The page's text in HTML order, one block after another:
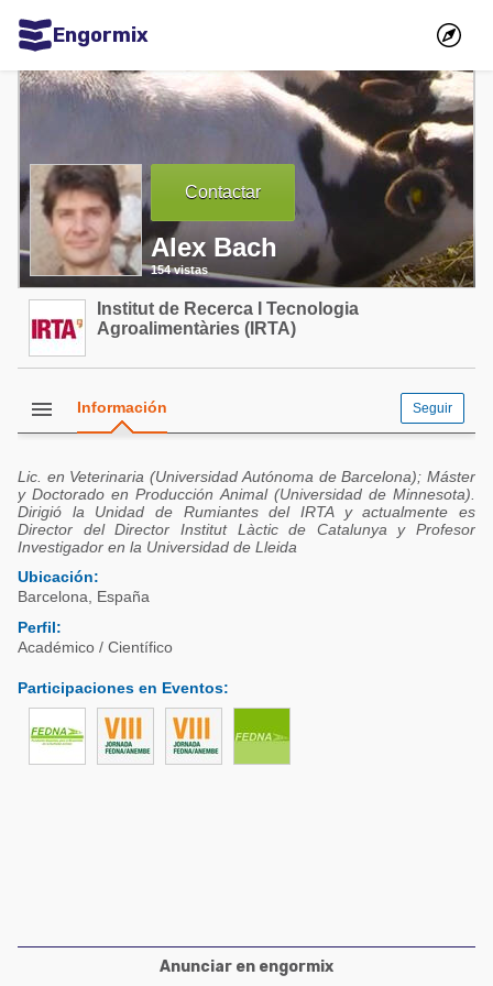
Engormix
Comunidades en español
Balanceados - Piensos
Avicultura
Ganadería
Lechería
Micotoxinas
Porcicultura
Mascotas
Acuacultura
Micotoxinas
Avicultura
Porcicultura
Balanceados - Piensos
Comunidades en portugués
Micotoxinas
Avicultura
Porcicultura
Ganadería
Lechería
Contactar
Alex Bach
154 vistas
Institut de Recerca I Tecnologia
Agroalimentàries (IRTA)
menu Información Seguir
Lic. en Veterinaria (Universidad Autónoma de Barcelona); Máster
y Doctorado en Producción Animal (Universidad de Minnesota).
Dirigió la Unidad de Rumiantes del IRTA y actualmente es
Director del Director Institut Làctic de Catalunya y Profesor
Investigador en la Universidad de Lleida
Ubicación:
Barcelona
España
Perfil:
Académico / Científico
Participaciones en Eventos:
Anunciar en engormix